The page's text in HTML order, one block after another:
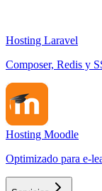
Hosting Laravel
Composer, Redis y
Hosting Moodle
Optimizado para e-